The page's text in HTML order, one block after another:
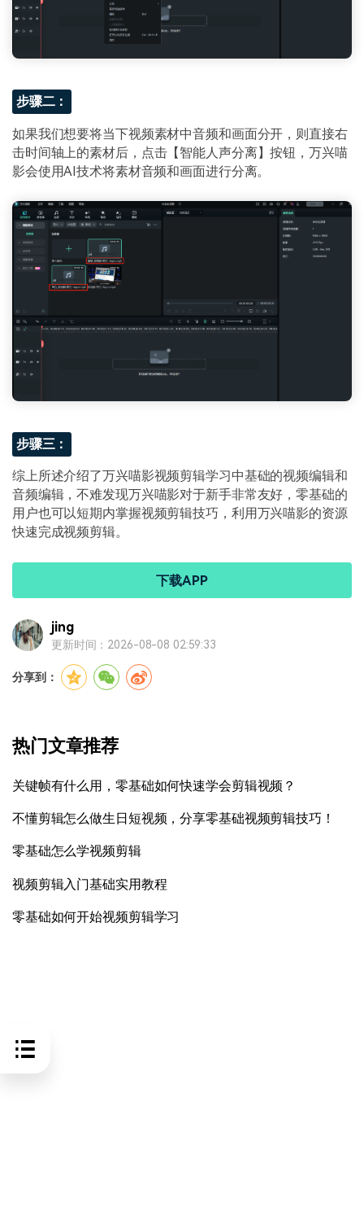
步骤二：
如果我们想要将当下视频素材中音频和画面分开，则直接右
击时间轴上的素材后，点击【智能人声分离】按钮，万兴喵
影会使用AI技术将素材音频和画面进行分离。
步骤三：
综上所述介绍了万兴喵影视频剪辑学习中基础的视频编辑和
音频编辑，不难发现万兴喵影对于新手非常友好，零基础的
用户也可以短期内掌握视频剪辑技巧，利用万兴喵影的资源
快速完成视频剪辑。
下载APP
jing
更新时间：2026-08-08 02:59:33
分享到：
热门文章推荐
关键帧有什么用，零基础如何快速学会剪辑视频？
不懂剪辑怎么做生日短视频，分享零基础视频剪辑技巧！
零基础怎么学视频剪辑
视频剪辑入门基础实用教程
零基础如何开始视频剪辑学习